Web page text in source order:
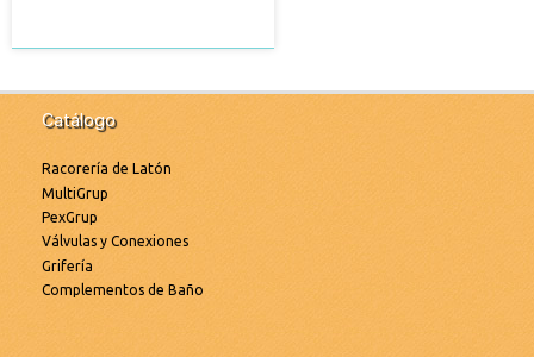
Catálogo
Racorería de Latón
MultiGrup
PexGrup
Válvulas y Conexiones
Grifería
Complementos de Baño